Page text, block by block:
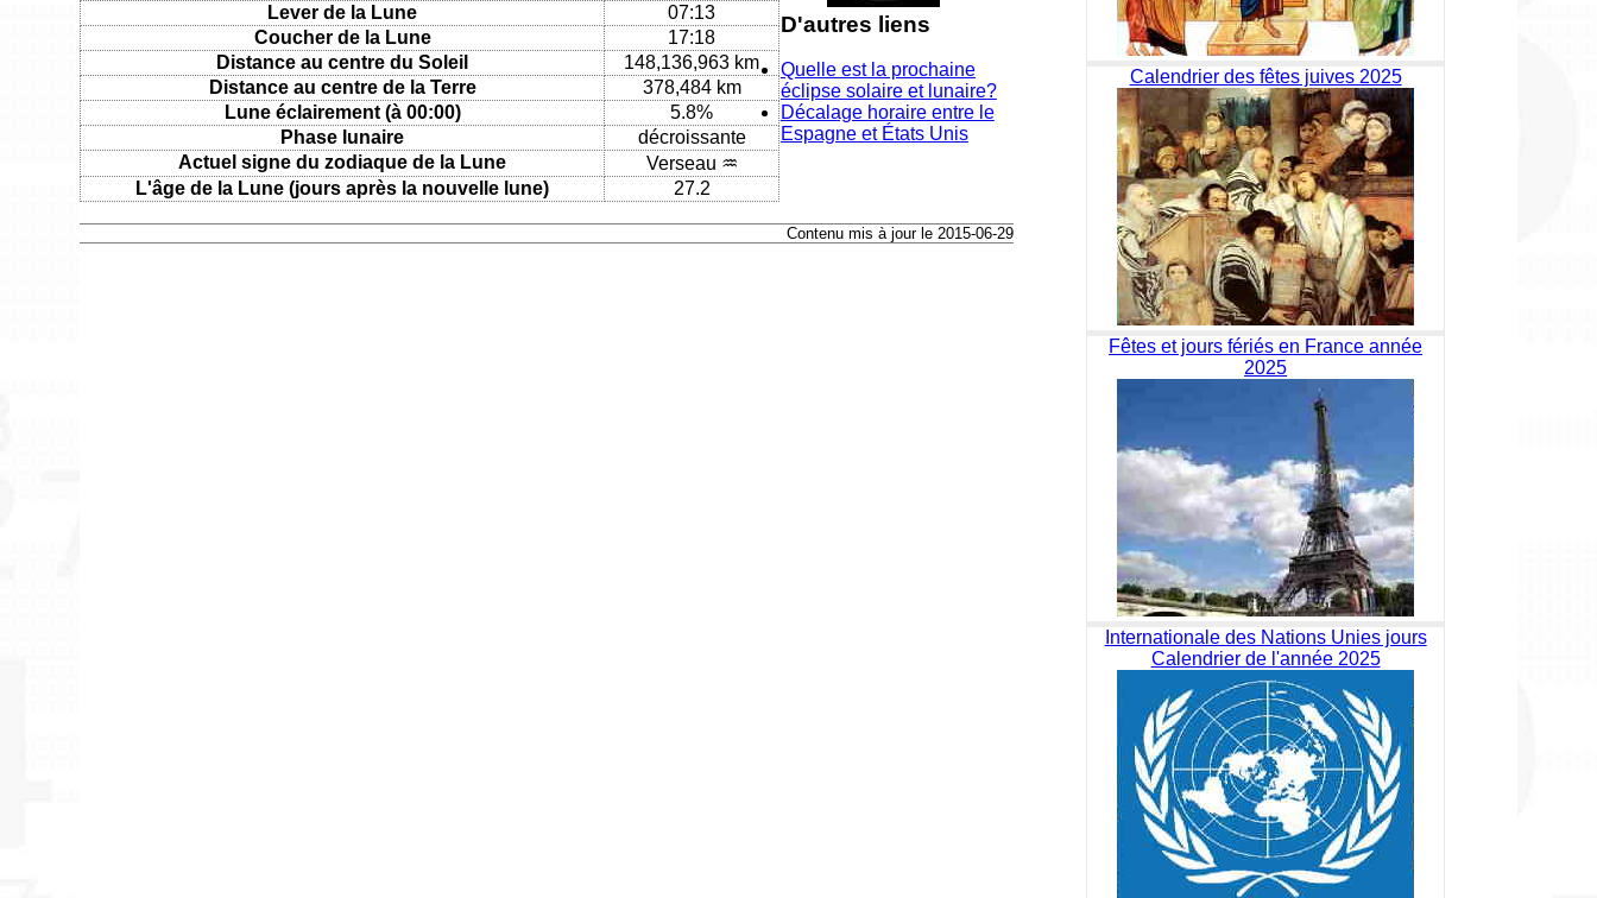
Lever de la Lune
07:13
Coucher de la Lune
17:18
Distance au centre du Soleil
148,136,963 km
Distance au centre de la Terre
378,484 km
Lune éclairement (à 00:00)
5.8%
Phase lunaire
décroissante
Actuel signe du zodiaque de la Lune
Verseau ♒
L'âge de la Lune (jours après la nouvelle lune)
27.2
D'autres liens
Quelle est la prochaine
éclipse solaire et lunaire?
Décalage horaire entre le
Espagne et États Unis
Contenu mis à jour le 2015-06-29
Calendrier des fêtes juives 2025
Fêtes et jours fériés en France année
2025
Internationale des Nations Unies jours
Calendrier de l'année 2025